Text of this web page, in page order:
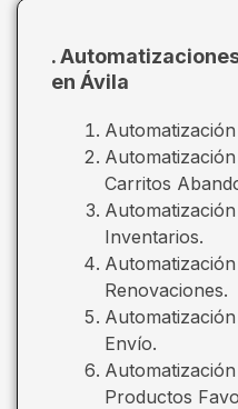
.
en Ávila
Carritos
Inventarios.
Renovaciones.
Envío.
Productos